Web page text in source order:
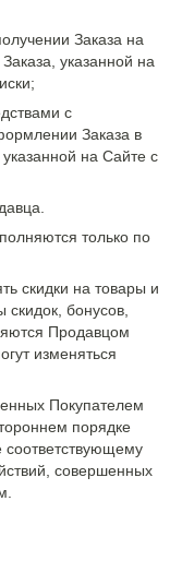
Заказа на
указанной на
с
Заказа в
на Сайте с
только по
скидки на товары и
бонусов,
Продавцом
изменяться
Покупателем
порядке
соответствующему
совершенных